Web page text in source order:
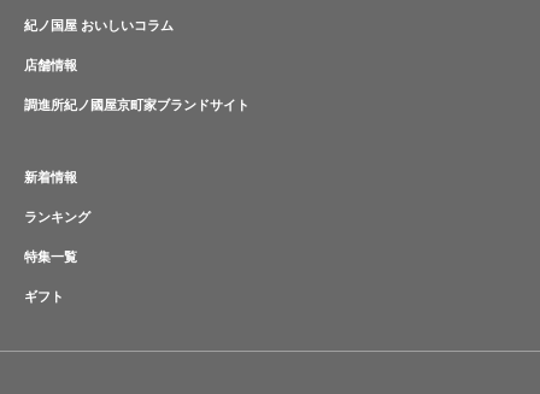
紀ノ国屋 おいしいコラム
店舗情報
調進所紀ノ國屋京町家ブランドサイト
新着情報
ランキング
特集一覧
ギフト